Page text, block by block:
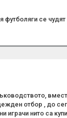
се
отбор , до
играчи нито са